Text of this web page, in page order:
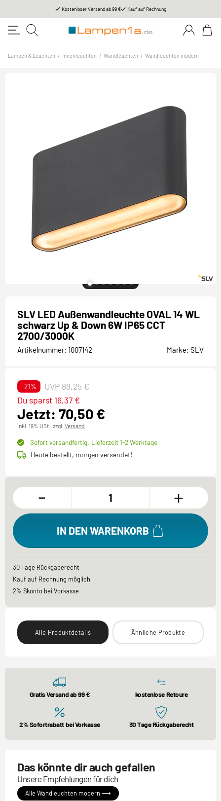
Kostenloser Versand ab 99 € Kauf auf Rechnung
Lampen & Leuchten / Innenleuchten / Wandleuchten / Wandleuchten modern
SLV LED Außenwandleuchte OVAL 14 WL
schwarz Up & Down 6W IP65 CCT
2700/3000K
Artikelnummer: 1007142 Marke: SLV
-21% UVP 89,25 €
Jetzt: 70,50 €
Du sparst 16,37 €
inkl. 19% USt., zzgl. Versand
Sofort versandfertig, Lieferzeit 1-2 Werktage
Heute bestellt, morgen versendet!
- +
IN DEN WARENKORB
30 Tage Rückgaberecht
Kauf auf Rechnung möglich
2% Skonto bei Vorkasse
Alle Produktdetails Ähnliche Produkte
Gratis Versand ab 99 € kostenlose Retoure
2% Sofortrabatt bei Vorkasse 30 Tage Rückgaberecht
Das könnte dir auch gefallen
Unsere Empfehlungen für dich
Alle Wandleuchten modern ⟶